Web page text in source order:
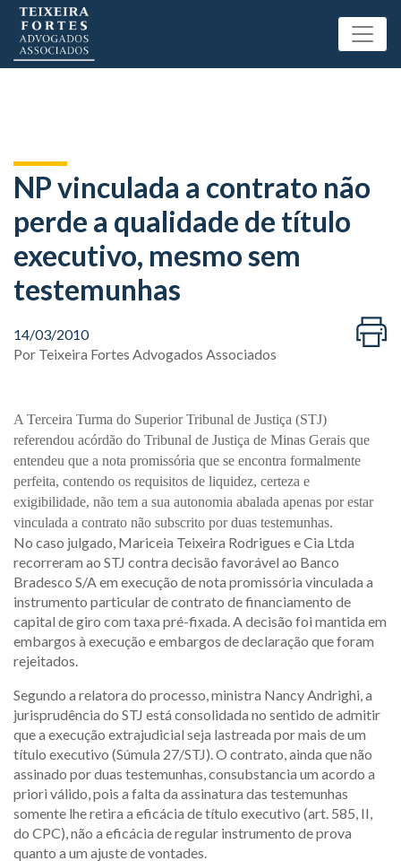
NP vinculada a contrato não
perde a qualidade de título
executivo, mesmo sem
testemunhas
14/03/2010
Por Teixeira Fortes Advogados Associados
A Terceira Turma do Superior Tribunal de Justiça (STJ)
referendou acórdão do Tribunal de Justiça de Minas Gerais que
entendeu que a nota promissória que se encontra formalmente
perfeita, contendo os requisitos de liquidez, certeza e
exigibilidade, não tem a sua autonomia abalada apenas por estar
vinculada a contrato não subscrito por duas testemunhas.
No caso julgado, Mariceia Teixeira Rodrigues e Cia Ltda
recorreram ao STJ contra decisão favorável ao Banco
Bradesco S/A em execução de nota promissória vinculada a
instrumento particular de contrato de financiamento de
capital de giro com taxa pré-fixada. A decisão foi mantida em
embargos à execução e embargos de declaração que foram
rejeitados.
Segundo a relatora do processo, ministra Nancy Andrighi, a
jurisprudência do STJ está consolidada no sentido de admitir
que a execução extrajudicial seja lastreada por mais de um
título executivo (Súmula 27/STJ). O contrato, ainda que não
assinado por duas testemunhas, consubstancia um acordo a
priori válido, pois a falta da assinatura das testemunhas
somente lhe retira a eficácia de título executivo (art. 585, II,
do CPC), não a eficácia de regular instrumento de prova
quanto a um ajuste de vontades.